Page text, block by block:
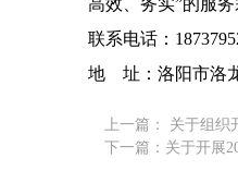
高效、务实”的服
联系电话：
地
址：洛阳市洛
上一篇： 关于组织
下一篇：关于开展